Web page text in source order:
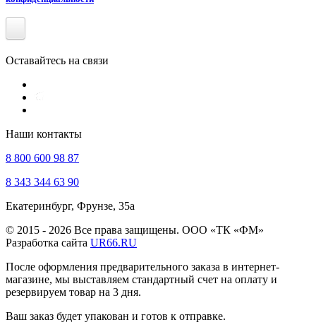
Оставайтесь на связи
Наши контакты
8 800 600 98 87
8 343 344 63 90
Екатеринбург, Фрунзе, 35а
© 2015 - 2026 Все права защищены. ООО «ТК «ФМ»
Разработка сайта UR66.RU
После оформления предварительного заказа в интернет-
магазине, мы выставляем стандартный счет на оплату и
резервируем товар на 3 дня.
Ваш заказ будет упакован и готов к отправке.